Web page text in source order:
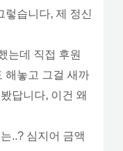
렇습니다, 제 정신
는데 직접 후원
해놓고 그걸 새까
답니다, 이건 왜
..? 심지어 금액